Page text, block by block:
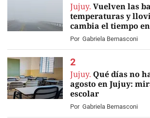
Jujuy. Vuelven las
temperaturas y
cambia el tiempo
Por Gabriela Bernasconi
Jujuy. Qué días no
agosto en Jujuy:
escolar
Por Gabriela Bernasconi